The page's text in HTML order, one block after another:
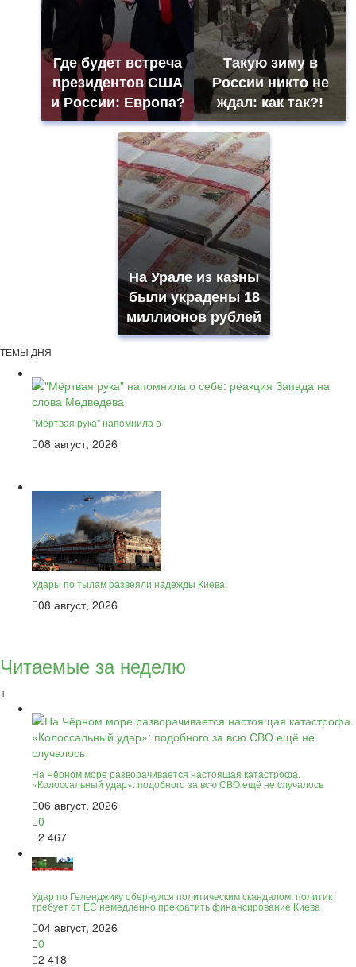
Где будет встреча
президентов США
и России: Европа?
Такую зиму в
России никто не
ждал: как так?!
На Урале из казны
были украдены 18
миллионов рублей
ТЕМЫ ДНЯ
"Мёртвая рука" напомнила о
08 август, 2026
Удары по тылам развеяли надежды Киева:
08 август, 2026
Читаемые за неделю
+
На Чёрном море разворачивается настоящая катастрофа.
«Колоссальный удар»: подобного за всю СВО ещё не случалось
06 август, 2026
0
2 467
Удар по Геленджику обернулся политическим скандалом: политик
требует от ЕС немедленно прекратить финансирование Киева
04 август, 2026
0
2 418